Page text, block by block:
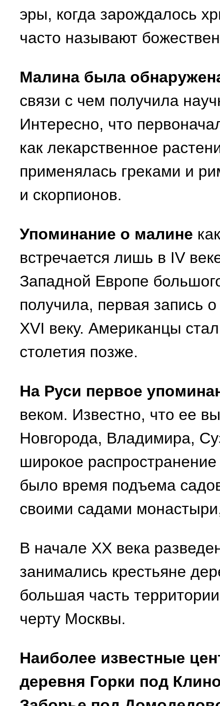
эры, когда зарождалось
часто называют
Малина была
связи с чем получила
Интересно, что
как лекарственное
применялась греками и
и скорпионов.
Упоминание о малине
встречается лишь в IV
Западной Европе
получила, первая запись
XVI веку. Американцы
столетия позже.
На Руси первое
веком. Известно, что ее
Новгорода, Владимира,
широкое
было время подъема
своими садами
В начале XX века
занимались крестьяне
большая часть
черту Москвы.
Наиболее известные
деревня Горки под